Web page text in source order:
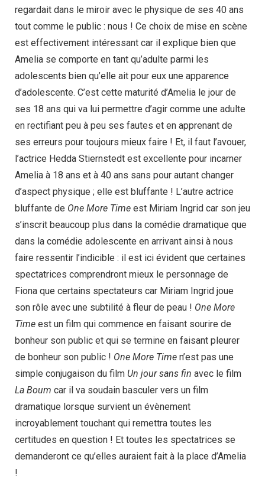
regardait dans le miroir avec le physique de ses 40 ans
tout comme le public : nous ! Ce choix de mise en scène
est effectivement intéressant car il explique bien que
Amelia se comporte en tant qu’adulte parmi les
adolescents bien qu’elle ait pour eux une apparence
d’adolescente. C’est cette maturité d’Amelia le jour de
ses 18 ans qui va lui permettre d’agir comme une adulte
en rectifiant peu à peu ses fautes et en apprenant de
ses erreurs pour toujours mieux faire ! Et, il faut l’avouer,
l’actrice Hedda Stiernstedt est excellente pour incarner
Amelia à 18 ans et à 40 ans sans pour autant changer
d’aspect physique ; elle est bluffante ! L’autre actrice
bluffante de One More Time est Miriam Ingrid car son jeu
s’inscrit beaucoup plus dans la comédie dramatique que
dans la comédie adolescente en arrivant ainsi à nous
faire ressentir l’indicible : il est ici évident que certaines
spectatrices comprendront mieux le personnage de
Fiona que certains spectateurs car Miriam Ingrid joue
son rôle avec une subtilité à fleur de peau ! One More
Time est un film qui commence en faisant sourire de
bonheur son public et qui se termine en faisant pleurer
de bonheur son public ! One More Time n’est pas une
simple conjugaison du film Un jour sans fin avec le film
La Boum car il va soudain basculer vers un film
dramatique lorsque survient un évènement
incroyablement touchant qui remettra toutes les
certitudes en question ! Et toutes les spectatrices se
demanderont ce qu’elles auraient fait à la place d’Amelia
!